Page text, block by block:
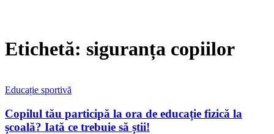
Etichetă: siguranța copiilor
Educație sportivă
Copilul tău participă la ora de educație fizică la
școală? Iată ce trebuie să știi!